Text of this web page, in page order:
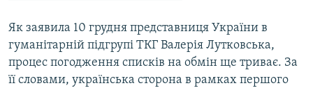
Як заявила 10 грудня представниця України в
гуманітарній підгрупі ТКГ Валерія Лутковська,
процес погодження списків на обмін ще триває. За
її словами, українська сторона в рамках першого